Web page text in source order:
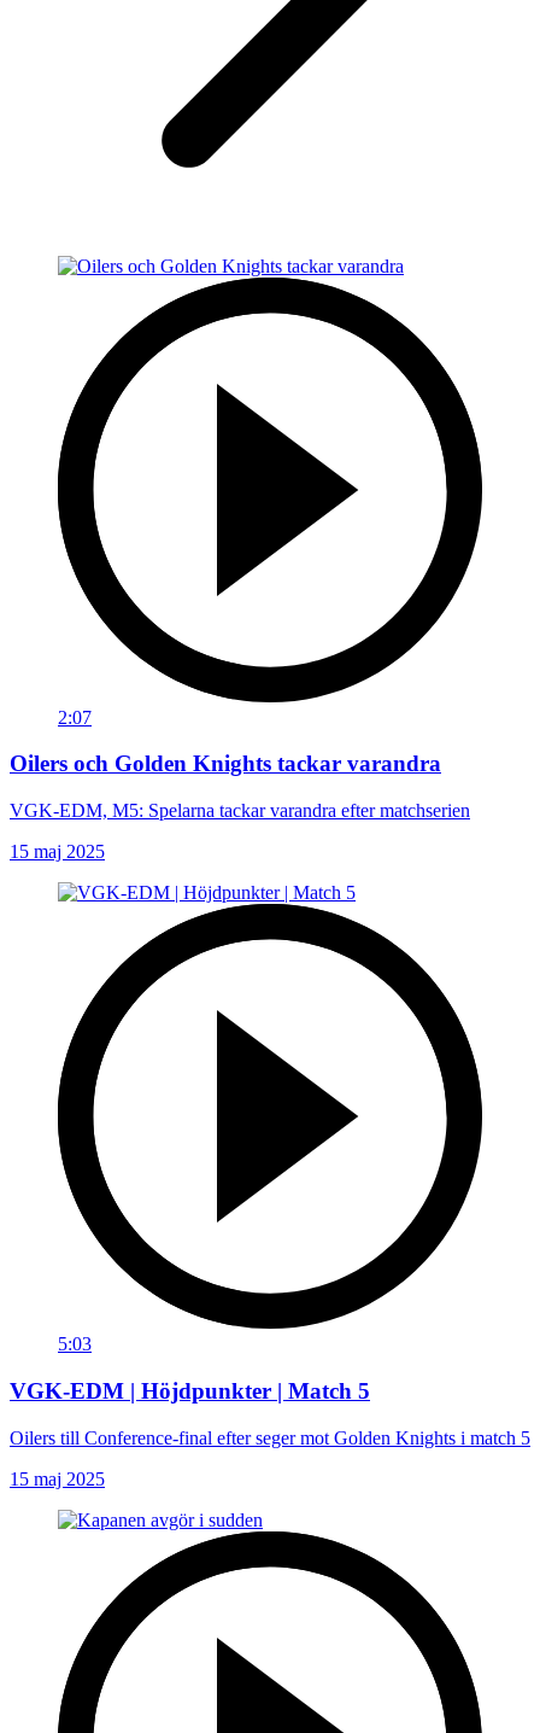
2:07
Oilers och Golden Knights tackar varandra
VGK-EDM, M5: Spelarna tackar varandra efter matchserien
15 maj 2025
5:03
VGK-EDM | Höjdpunkter | Match 5
Oilers till Conference-final efter seger mot Golden Knights i match 5
15 maj 2025